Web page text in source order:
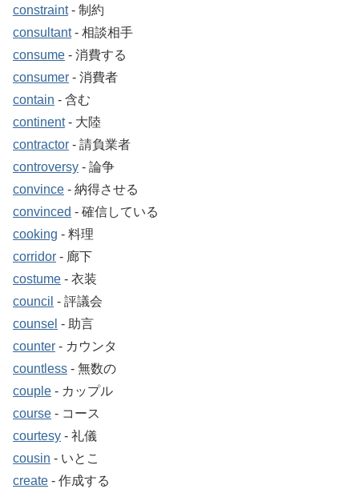
constraint‐ 制約
consultant‐ 相談相手
consume ‐ 消費する
consumer ‐ 消費者
contain ‐ 含む
continent‐ 大陸
contractor ‐ 請負業者
controversy ‐ 論争
convince ‐ 納得させる
convinced ‐ 確信している
cooking ‐ 料理
corridor ‐ 廊下
costume ‐ 衣装
council ‐ 評議会
counsel ‐ 助言
counter ‐ カウンタ
countless ‐ 無数の
couple ‐ カップル
course ‐ コース
courtesy ‐ 礼儀
cousin ‐ いとこ
create ‐ 作成する